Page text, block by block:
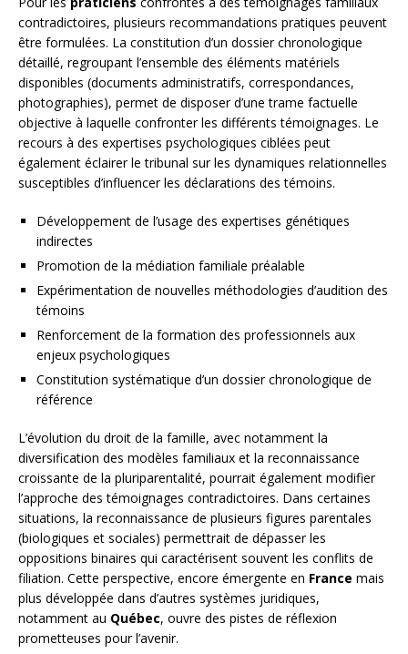
contradictoires, plusieurs recommandations pratiques peuvent
être formulées. La constitution d’un dossier chronologique
détaillé, regroupant l’ensemble des éléments matériels
disponibles (documents administratifs, correspondances,
photographies), permet de disposer d’une trame factuelle
objective à laquelle confronter les différents témoignages. Le
recours à des expertises psychologiques ciblées peut
également éclairer le tribunal sur les dynamiques relationnelles
susceptibles d’influencer les déclarations des témoins.
Développement de l’usage des expertises génétiques
indirectes
Promotion de la médiation familiale préalable
Expérimentation de nouvelles méthodologies d’audition des
témoins
Renforcement de la formation des professionnels aux
enjeux psychologiques
Constitution systématique d’un dossier chronologique de
référence
L’évolution du droit de la famille, avec notamment la
diversification des modèles familiaux et la reconnaissance
croissante de la pluriparentalité, pourrait également modifier
l’approche des témoignages contradictoires. Dans certaines
situations, la reconnaissance de plusieurs figures parentales
(biologiques et sociales) permettrait de dépasser les
oppositions binaires qui caractérisent souvent les conflits de
filiation. Cette perspective, encore émergente en France mais
plus développée dans d’autres systèmes juridiques,
notamment au Québec, ouvre des pistes de réflexion
prometteuses pour l’avenir.